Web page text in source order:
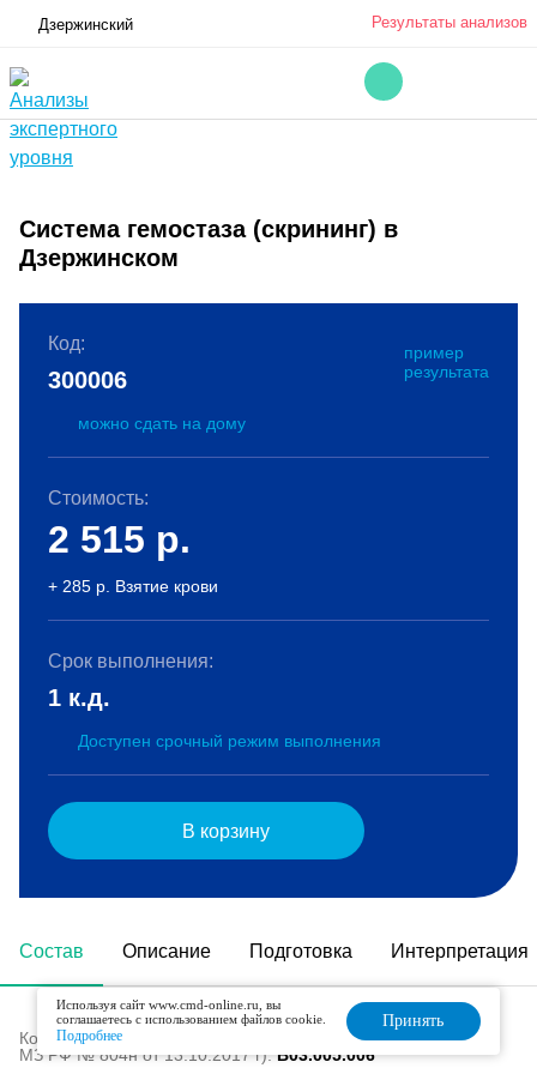
Дзержинский Результаты анализов
Система гемостаза (скрининг) в
Дзержинском
Состав Описание Подготовка Интерпретация
Код в номенклатуре медицинских услуг (Приказ
МЗ РФ № 804н от 13.10.2017 г):B03.005.006
Код:
пример
результата
300006
можно сдать на дому
Стоимость:
2 515 р.
+ 285 р. Взятие крови
Срок выполнения:
1 к.д.
Доступен срочный режим выполнения
В корзину
Используя сайт www.cmd-online.ru, вы
соглашаетесь с использованием файлов cookie.
Подробнее
Принять